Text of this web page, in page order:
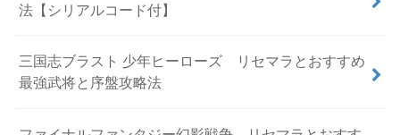
法【シリアルコード付】
三国志ブラスト 少年ヒーローズ リセマラとおすすめ
最強武将と序盤攻略法